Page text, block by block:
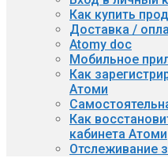
Как купить
Доставка /
Atomy doc
Мобильное
Как
Атоми
Как
кабинета Атоми
Отслеживание